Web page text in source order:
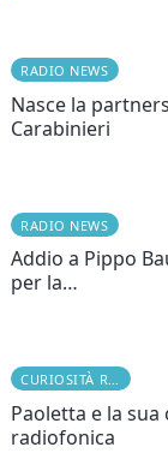
RADIO NEWS
Nasce la
Carabinieri
RADIO NEWS
Addio a Pippo
per la…
CURIOSITÀ RADIOFONICHE
Paoletta e la sua
radiofonica